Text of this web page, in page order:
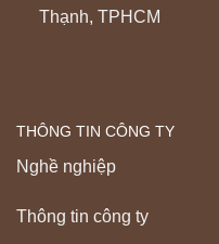
Thạnh, TPHCM
THÔNG TIN CÔNG TY
Nghề nghiệp
Thông tin công ty